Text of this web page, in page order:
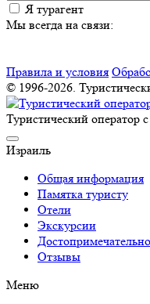
Я турагент
Мы всегда на связи:
Правила и условия
© 1996-2026.
Туристический оператор
Израиль
Общая информация
Памятка туристу
Отели
Экскурсии
Отзывы
Меню